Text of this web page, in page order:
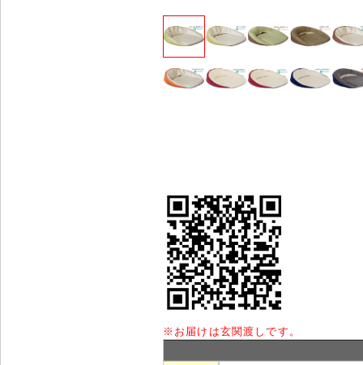
※ お届けは玄関渡しです。